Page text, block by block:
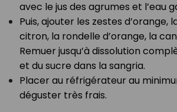
avec le jus des agrumes et l’eau
Puis, ajouter les zestes d’orange,
citron, la rondelle d’orange, la
Remuer jusqu’à dissolution
et du sucre dans la sangria.⁣
Placer au réfrigérateur au
déguster très frais.⁣